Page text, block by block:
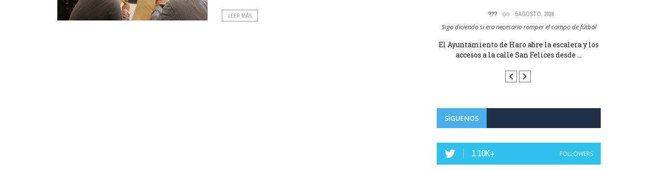
LEER MÁS ??? on 5 AGOSTO, 2026
Sigo diciendo si era necesario romper el campo de fútbol
El Ayuntamiento de Haro abre la escalera y los
accesos a la calle San Felices desde ...
SÍGUENOS
1.10K+ FOLLOWERS